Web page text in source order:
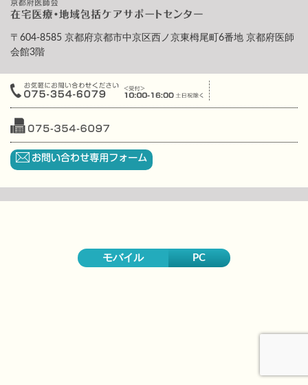
〒604-8585 京都府京都市中京区西ノ京東栂尾町6番地 京都府医師
会館3階
モバイル PC